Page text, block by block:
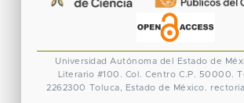
Universidad Autónoma del Estado de
Literario #100. Col. Centro C.P. 50000.
2262300 Toluca, Estado de México.